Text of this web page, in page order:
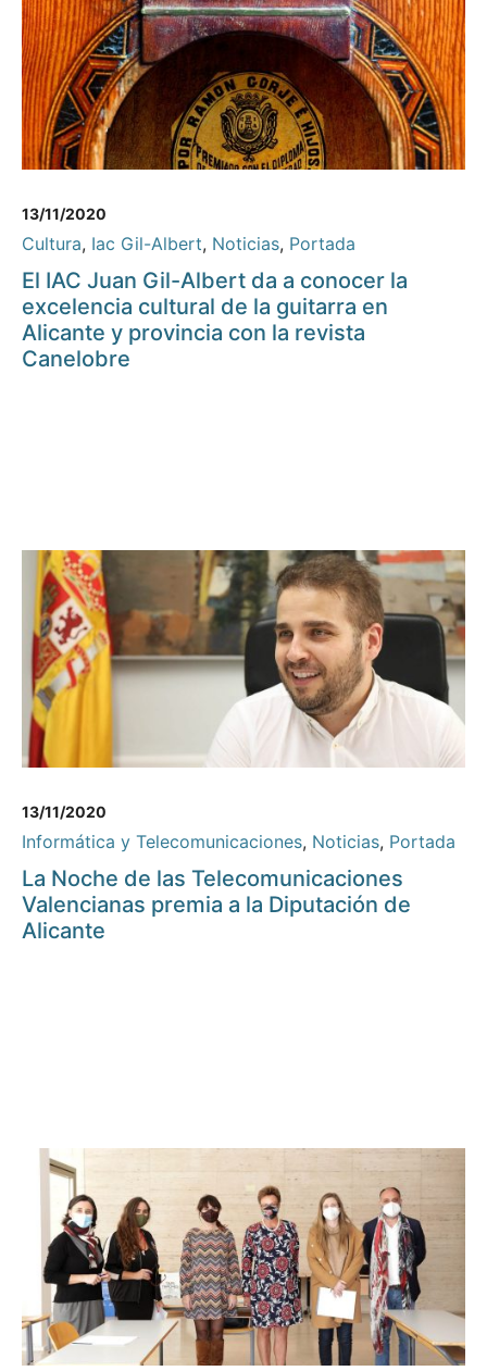
13/11/2020
Cultura, Iac Gil-Albert, Noticias, Portada
El IAC Juan Gil-Albert da a conocer la
excelencia cultural de la guitarra en
Alicante y provincia con la revista
Canelobre
13/11/2020
Informática y Telecomunicaciones, Noticias, Portada
La Noche de las Telecomunicaciones
Valencianas premia a la Diputación de
Alicante